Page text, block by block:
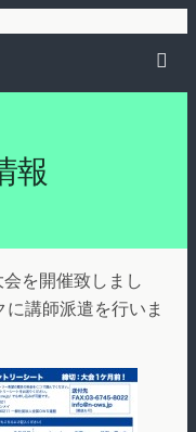
報
を開催致しまし
講師派遣を行いま